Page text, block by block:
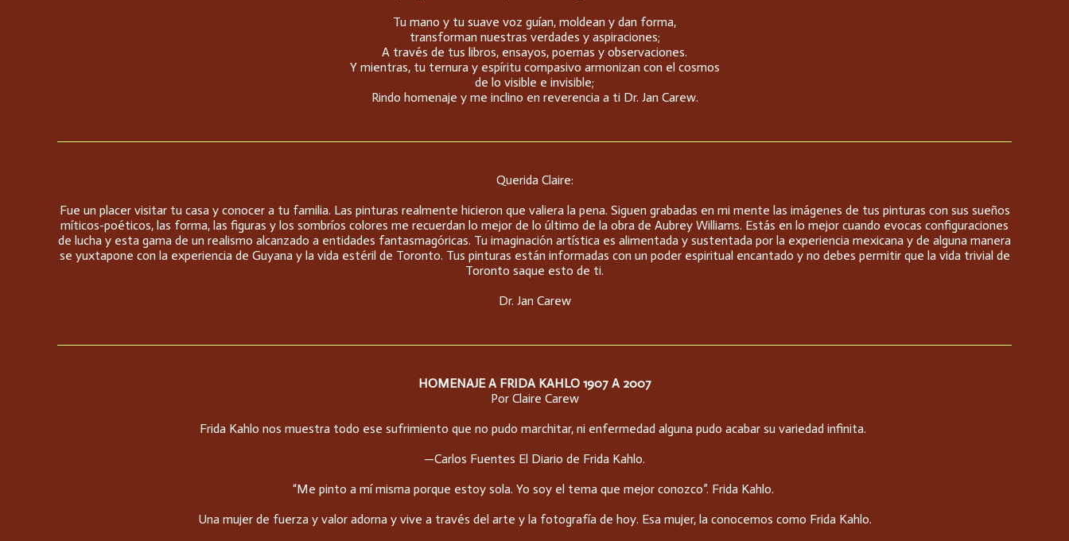
Tu mano y tu suave voz guían, moldean y dan forma,
transforman nuestras verdades y aspiraciones;
A través de tus libros, ensayos, poemas y observaciones.
Y mientras, tu ternura y espíritu compasivo armonizan con el cosmos
de lo visible e invisible;
Rindo homenaje y me inclino en reverencia a ti Dr. Jan Carew.
Querida Claire:
Fue un placer visitar tu casa y conocer a tu familia. Las pinturas realmente hicieron que valiera la pena. Siguen grabadas en mi mente las imágenes de tus pinturas con sus sueños
míticos-poéticos, las forma, las figuras y los sombríos colores me recuerdan lo mejor de lo último de la obra de Aubrey Williams. Estás en lo mejor cuando evocas configuraciones
de lucha y esta gama de un realismo alcanzado a entidades fantasmagóricas. Tu imaginación artística es alimentada y sustentada por la experiencia mexicana y de alguna manera
se yuxtapone con la experiencia de Guyana y la vida estéril de Toronto. Tus pinturas están informadas con un poder espiritual encantado y no debes permitir que la vida trivial de
Toronto saque esto de ti.
Dr. Jan Carew
HOMENAJE A FRIDA KAHLO 1907 A 2007
Por Claire Carew
Frida Kahlo nos muestra todo ese sufrimiento que no pudo marchitar, ni enfermedad alguna pudo acabar su variedad infinita.
—Carlos Fuentes El Diario de Frida Kahlo.
“Me pinto a mí misma porque estoy sola. Yo soy el tema que mejor conozco”. Frida Kahlo.
Una mujer de fuerza y valor adorna y vive a través del arte y la fotografía de hoy. Esa mujer, la conocemos como Frida Kahlo.